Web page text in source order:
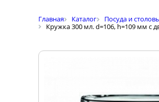
Главная Каталог Посуда и
Кружка 300 мл. d=106, h=109 мм с